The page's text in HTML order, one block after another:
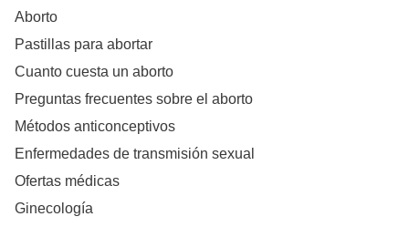
Aborto
Pastillas para abortar
Cuanto cuesta un aborto
Preguntas frecuentes sobre el aborto
Métodos anticonceptivos
Enfermedades de transmisión sexual
Ofertas médicas
Ginecología